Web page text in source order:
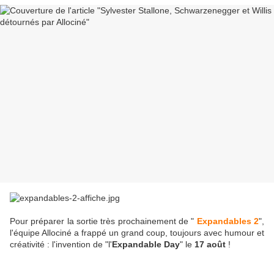
Pour préparer la sortie très prochainement de " Expandables 2",
l'équipe Allociné a frappé un grand coup, toujours avec humour et
créativité : l'invention de "l'Expandable Day" le 17 août !